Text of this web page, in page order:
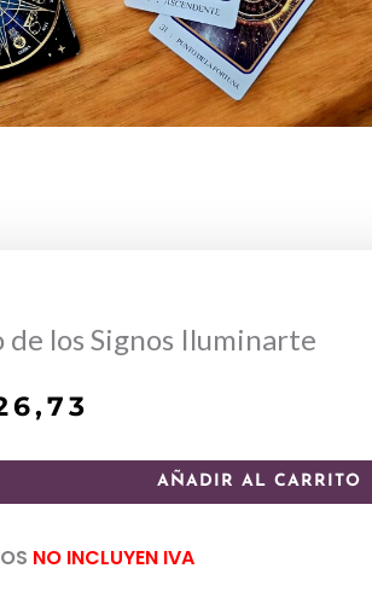
de los Signos Iluminarte
AÑADIR AL CARRITO
NO INCLUYEN IVA